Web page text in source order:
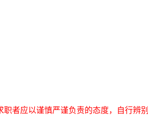
者应以谨慎严谨负责的态度，自行辨